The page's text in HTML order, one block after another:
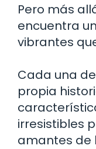
Pero más
encuentra
vibrantes
Cada una
propia
irresistibles
amantes de